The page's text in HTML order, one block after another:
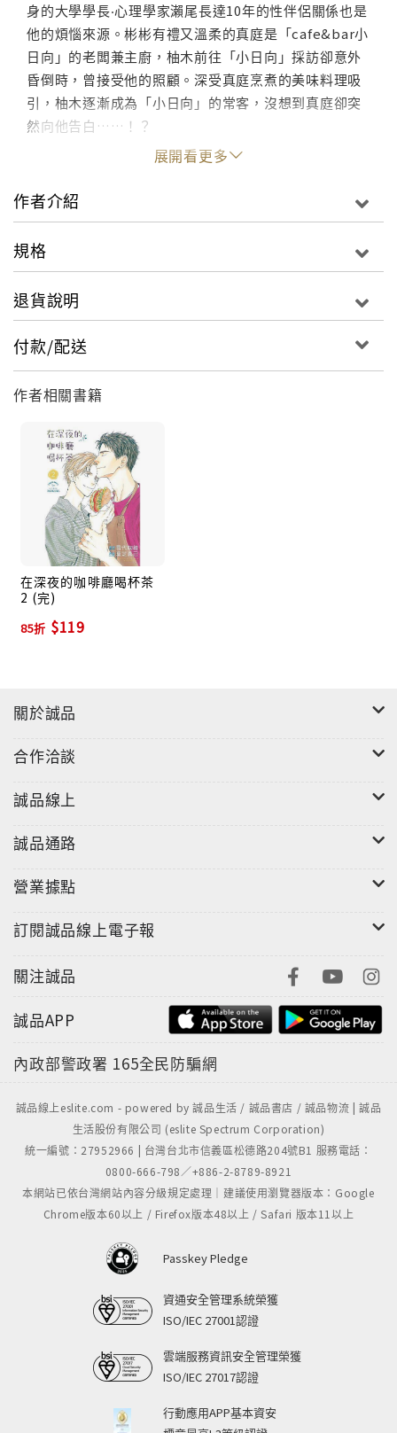
身的大學學長‧心理學家瀨尾長達10年的性伴侶關係也是
他的煩惱來源。彬彬有禮又溫柔的真庭是「cafe&bar小
日向」的老闆兼主廚，柚木前往「小日向」採訪卻意外
昏倒時，曾接受他的照顧。深受真庭烹煮的美味料理吸
引，柚木逐漸成為「小日向」的常客，沒想到真庭卻突
然向他告白……！？
展開看更多
作者介紹
規格
退貨說明
付款/配送
作者相關書籍
在深夜的咖啡廳喝杯茶
2 (完)
85折 $119
關於誠品
合作洽談
誠品線上
誠品通路
營業據點
訂閱誠品線上電子報
關注誠品
誠品APP
內政部警政署 165全民防騙網
誠品線上eslite.com - powered by 誠品生活 / 誠品書店 / 誠品物流 | 誠品
生活股份有限公司 (eslite Spectrum Corporation)
統一編號：27952966 | 台灣台北市信義區松德路204號B1 服務電話：
0800-666-798／+886-2-8789-8921
本網站已依台灣網站內容分級規定處理｜建議使用瀏覽器版本：Google
Chrome版本60以上 / Firefox版本48以上 / Safari 版本11以上
Passkey Pledge
資通安全管理系統榮獲
ISO/IEC 27001認證
雲端服務資訊安全管理榮獲
ISO/IEC 27017認證
行動應用APP基本資安